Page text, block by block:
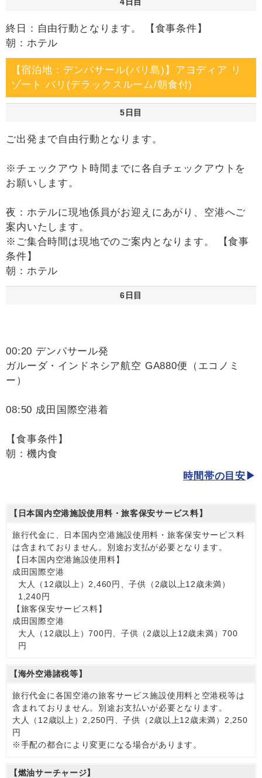
終日：自由行動となります。 【食事条件】
朝：ホテル
【宿泊地：デンパサール(バリ島)】アヨディア リ
ゾート バリ(デラックスルーム/朝食付)
5日目
ご出発まで自由行動となります。
※チェックアウト時間までに各自チェックアウトを
お願いします。
夜：ホテルに現地係員がお迎えにあがり、空港へご
案内いたします。
※ご集合時間は現地でのご案内となります。 【食事
条件】
朝：ホテル
6日目
00:20 デンパサール発
ガルーダ・インドネシア航空 GA880便（エコノミ
ー）
08:50 成田国際空港着
【食事条件】
朝：機内食
時間帯の目安
【日本国内空港施設使用料・旅客保安サービス料】
旅行代金に、日本国内空港施設使用料・旅客保安サービス料
は含まれておりません。別途お支払が必要となります。
【日本国内空港施設使用料】
成田国際空港
大人（12歳以上）2,460円、子供（2歳以上12歳未満）
1,240円
【旅客保安サービス料】
成田国際空港
大人（12歳以上）700円、子供（2歳以上12歳未満）700
円
【海外空港諸税等】
旅行代金に各国空港の旅客サービス施設使用料と空港税等は
含まれておりません。別途お支払いが必要となります。
大人（12歳以上）2,250円、子供（2歳以上12歳未満）2,250
円
※手配の都合により変更になる場合があります。
【燃油サーチャージ】